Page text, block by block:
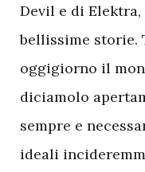
Devil e di
bellissime storie.
oggigiorno il
diciamolo
sempre e
ideali